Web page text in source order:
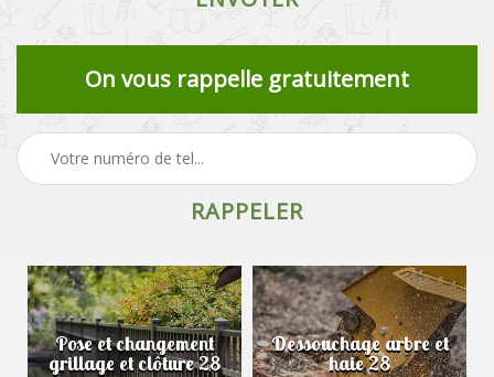
On vous rappelle gratuitement
Pose et changement
grillage et clôture 28
Dessouchage arbre et
haie 28